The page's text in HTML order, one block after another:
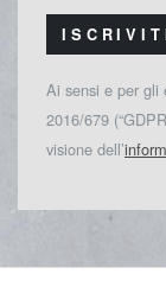
Ai sensi e per
2016/679
visione dell’